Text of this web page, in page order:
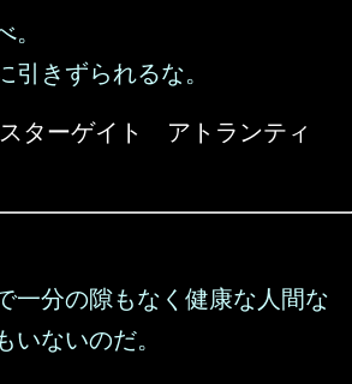
。
引きずられるな。
スターゲイト アトランティ
一分の隙もなく健康な人間な
いないのだ。